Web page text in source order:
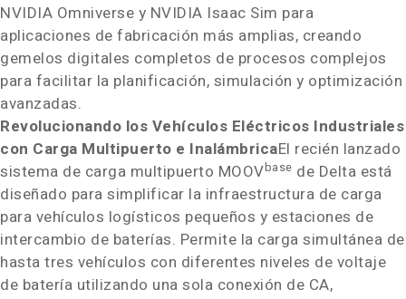
NVIDIA Omniverse y NVIDIA Isaac Sim para
aplicaciones de fabricación más amplias, creando
gemelos digitales completos de procesos complejos
para facilitar la planificación, simulación y optimización
avanzadas.
Revolucionando los Vehículos Eléctricos Industriales
con Carga Multipuerto e InalámbricaEl recién lanzado
sistema de carga multipuerto MOOVbase de Delta está
diseñado para simplificar la infraestructura de carga
para vehículos logísticos pequeños y estaciones de
intercambio de baterías. Permite la carga simultánea de
hasta tres vehículos con diferentes niveles de voltaje
de batería utilizando una sola conexión de CA,